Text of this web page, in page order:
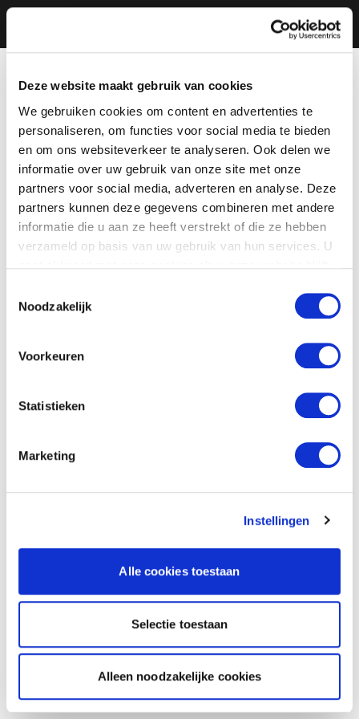
Deze website maakt gebruik van cookies
We gebruiken cookies om content en advertenties te
personaliseren, om functies voor social media te bieden
en om ons websiteverkeer te analyseren. Ook delen we
informatie over uw gebruik van onze site met onze
partners voor social media, adverteren en analyse. Deze
partners kunnen deze gegevens combineren met andere
informatie die u aan ze heeft verstrekt of die ze hebben
verzameld op basis van uw gebruik van hun services. U
Noodzakelijk
Voorkeuren
Statistieken
Marketing
Instellingen
Alle cookies toestaan
Selectie toestaan
Alleen noodzakelijke cookies